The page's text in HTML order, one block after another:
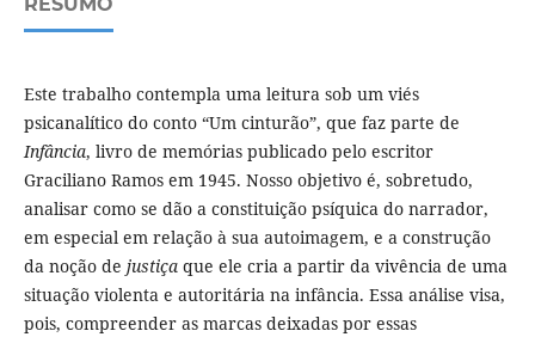
Este trabalho contempla uma leitura sob um viés
psicanalítico do conto “Um cinturão”, que faz parte de
Infância, livro de memórias publicado pelo escritor
Graciliano Ramos em 1945. Nosso objetivo é, sobretudo,
analisar como se dão a constituição psíquica do narrador,
em especial em relação à sua autoimagem, e a construção
da noção de justiça que ele cria a partir da vivência de uma
situação violenta e autoritária na infância. Essa análise visa,
pois, compreender as marcas deixadas por essas